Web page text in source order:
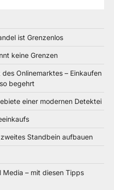
ist Grenzenlos
keine Grenzen
Onlinemarktes – Einkaufen
begehrt
einer modernen Detektei
Standbein aufbauen
Media – mit diesen Tipps